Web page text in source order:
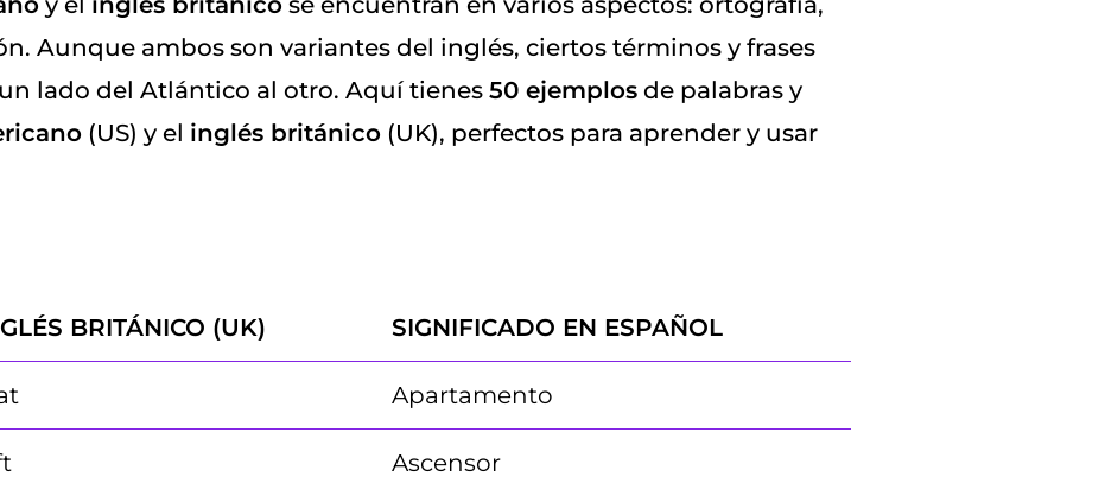
Aunque ambos son variantes del inglés, ciertos términos y frases
lado del Atlántico al otro. Aquí tienes 50 ejemplos de palabras y
(US) y el inglés británico (UK), perfectos para aprender y usar
BRITÁNICO (UK) SIGNIFICADO EN ESPAÑOL
Apartamento
Ascensor